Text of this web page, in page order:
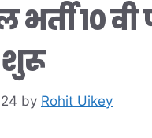
10 वी
by Rohit Uikey